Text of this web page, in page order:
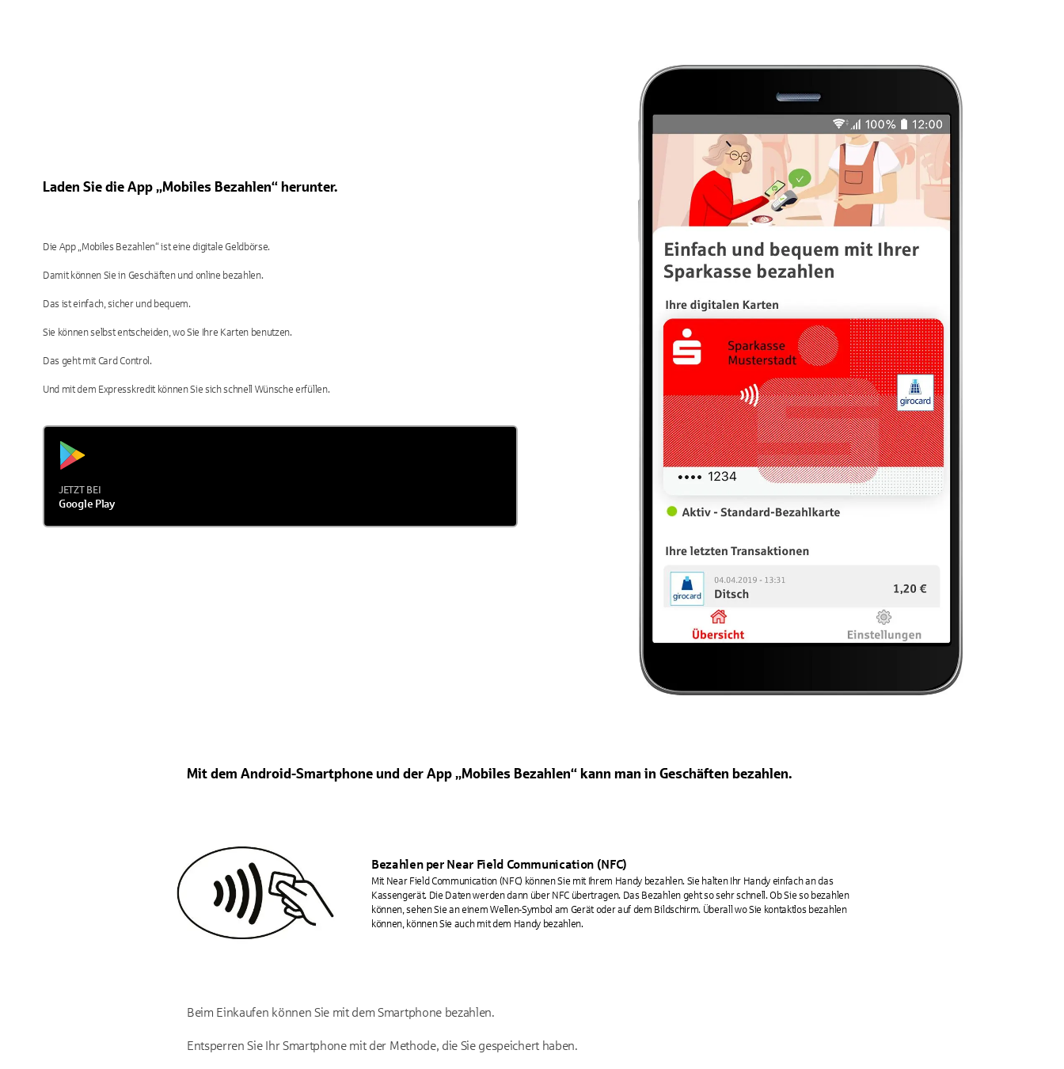
Laden Sie die App „Mobiles Bezahlen“ herunter.
Die App „Mobiles Bezahlen“ ist eine digitale Geldbörse.
Damit können Sie in Geschäften und online bezahlen.
Das ist einfach, sicher und bequem.
Sie können selbst entscheiden, wo Sie Ihre Karten benutzen.
Das geht mit Card Control.
Und mit dem Expresskredit können Sie sich schnell Wünsche erfüllen.
JETZT BEI
Google Play
Mit dem Android-Smartphone und der App „Mobiles Bezahlen“ kann man in Geschäften bezahlen.
Bezahlen per Near Field Communication (NFC)
Mit Near Field Communication (NFC) können Sie mit Ihrem Handy bezahlen. Sie halten Ihr Handy einfach an das
Kassengerät. Die Daten werden dann über NFC übertragen. Das Bezahlen geht so sehr schnell. Ob Sie so bezahlen
können, sehen Sie an einem Wellen-Symbol am Gerät oder auf dem Bildschirm. Überall wo Sie kontaktlos bezahlen
können, können Sie auch mit dem Handy bezahlen.
Beim Einkaufen können Sie mit dem Smartphone bezahlen.
Entsperren Sie Ihr Smartphone mit der Methode, die Sie gespeichert haben.